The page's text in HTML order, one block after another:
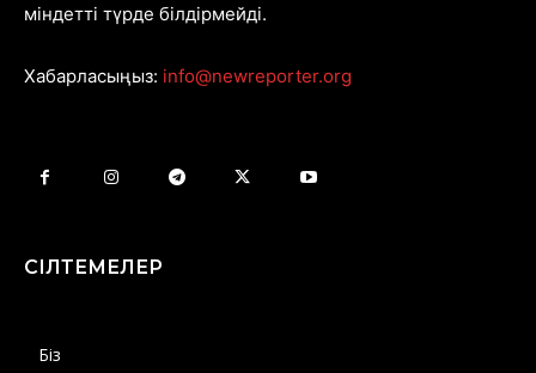
міндетті түрде білдірмейді.
Хабарласыңыз: info@newreporter.org
СІЛТЕМЕЛЕР
Біз